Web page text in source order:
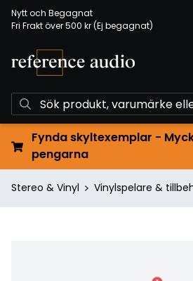
Nytt och Begagnat
Fri Frakt över 500 kr (Ej begagnat)
Fynda skyltexemplar -
pengarna
Stereo & Vinyl Vinylspelare &